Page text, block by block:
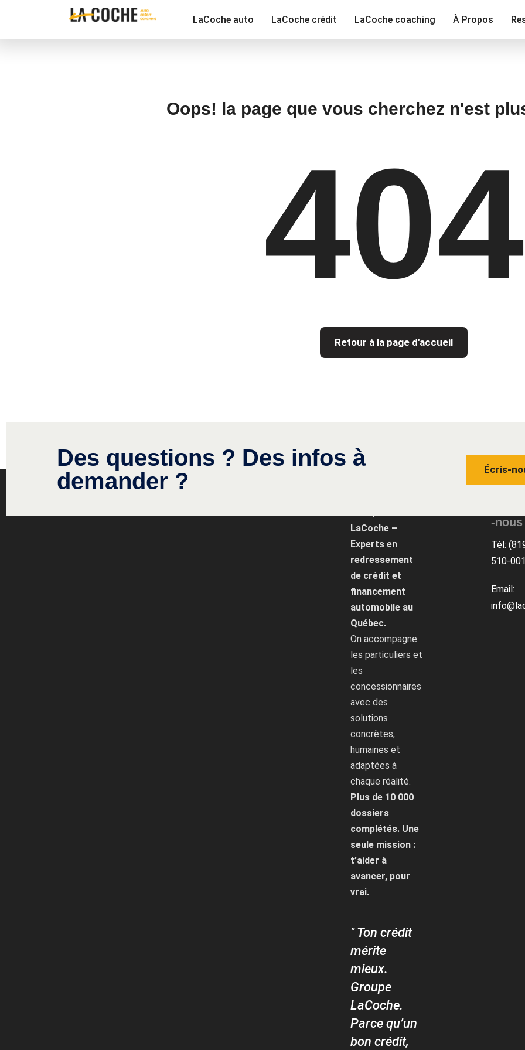
LaCoche auto LaCoche crédit LaCoche coaching À Propos
Oops! la page que vous cherchez n'est
404
Retour à la page d'accueil
Des questions ? Des infos à
demander ?
Écris-
LaCoche –
Experts en
redressement
de crédit et
financement
automobile au
Québec.
On accompagne
les particuliers et
les
concessionnaires
avec des
solutions
concrètes,
humaines et
adaptées à
chaque réalité.
Plus de 10 000
dossiers
complétés. Une
seule mission :
t’aider à
avancer, pour
vrai.
" Ton crédit
mérite
mieux.
Groupe
LaCoche.
Parce qu’un
bon crédit,
-nous
Tél:
510-
Email: